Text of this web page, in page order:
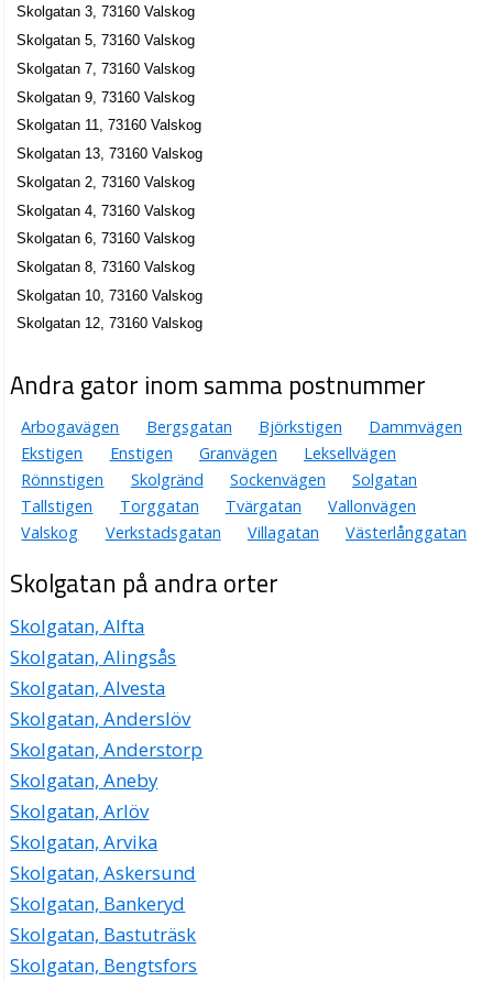
Skolgatan 3, 73160 Valskog
Skolgatan 5, 73160 Valskog
Skolgatan 7, 73160 Valskog
Skolgatan 9, 73160 Valskog
Skolgatan 11, 73160 Valskog
Skolgatan 13, 73160 Valskog
Skolgatan 2, 73160 Valskog
Skolgatan 4, 73160 Valskog
Skolgatan 6, 73160 Valskog
Skolgatan 8, 73160 Valskog
Skolgatan 10, 73160 Valskog
Skolgatan 12, 73160 Valskog
Andra gator inom samma postnummer
Arbogavägen Bergsgatan Björkstigen
Dammvägen
Ekstigen
Enstigen Granvägen
Leksellvägen
Rönnstigen
Skolgränd Sockenvägen
Solgatan
Tallstigen
Torggatan Tvärgatan
Vallonvägen
Valskog
Verkstadsgatan Villagatan Västerlånggatan
Skolgatan på andra orter
Skolgatan, Alfta
Skolgatan, Alingsås
Skolgatan, Alvesta
Skolgatan, Anderslöv
Skolgatan, Anderstorp
Skolgatan, Aneby
Skolgatan, Arlöv
Skolgatan, Arvika
Skolgatan, Askersund
Skolgatan, Bankeryd
Skolgatan, Bastuträsk
Skolgatan, Bengtsfors